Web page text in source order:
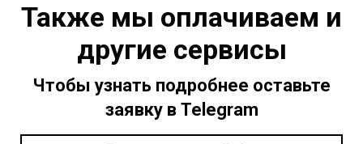
Также мы оплачиваем и
другие сервисы
Чтобы узнать подробнее оставьте
заявку в Telegram